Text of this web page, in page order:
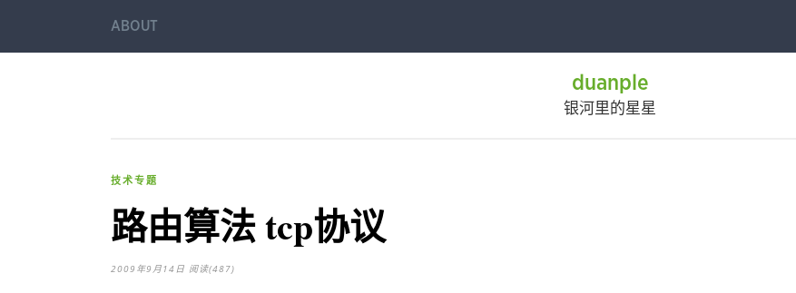
ABOUT
duanple
银河里的星星
技术专题
路由算法 tcp协议
2009年9月14日 阅读(487)